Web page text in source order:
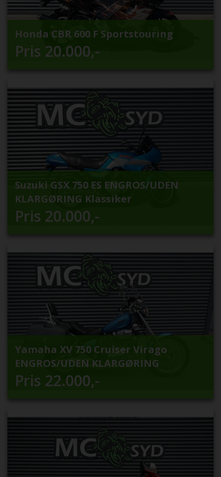
Honda CBR 600 F Sportstouring
Pris 20.000,-
Suzuki GSX 750 ES ENGROS/UDEN
KLARGØRING Klassiker
Pris 20.000,-
Yamaha XV 750 Cruiser Virago
ENGROS/UDEN KLARGØRING
Pris 22.000,-